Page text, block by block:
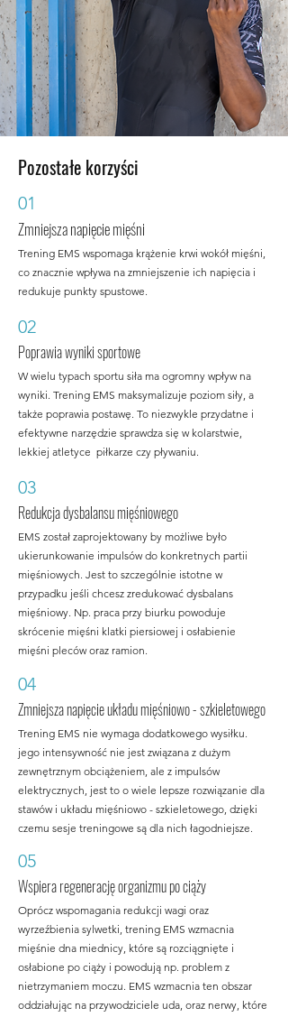
Pozostałe korzyści
01
Zmniejsza napięcie mięśni
Trening EMS wspomaga krążenie krwi wokół mięśni,
co znacznie wpływa na zmniejszenie ich napięcia i
redukuje punkty spustowe.
02
Poprawia wyniki sportowe
W wielu typach sportu siła ma ogromny wpływ na
wyniki. Trening EMS maksymalizuje poziom siły, a
także poprawia postawę. To niezwykle przydatne i
efektywne narzędzie sprawdza się w kolarstwie,
lekkiej atletyce piłkarze czy pływaniu.
03
Redukcja dysbalansu mięśniowego
EMS został zaprojektowany by możliwe było
ukierunkowanie impulsów do konkretnych partii
mięśniowych. Jest to szczególnie istotne w
przypadku jeśli chcesz zredukować dysbalans
mięśniowy. Np. praca przy biurku powoduje
skrócenie mięśni klatki piersiowej i osłabienie
mięśni pleców oraz ramion.
04
Zmniejsza napięcie układu mięśniowo - szkieletowego
Trening EMS nie wymaga dodatkowego wysiłku.
jego intensywność nie jest związana z dużym
zewnętrznym obciążeniem, ale z impulsów
elektrycznych, jest to o wiele lepsze rozwiązanie dla
stawów i układu mięśniowo - szkieletowego, dzięki
czemu sesje treningowe są dla nich łagodniejsze.
05
Wspiera regenerację organizmu po ciąży
Oprócz wspomagania redukcji wagi oraz
wyrzeźbienia sylwetki, trening EMS wzmacnia
mięśnie dna miednicy, które są rozciągnięte i
osłabione po ciąży i powodują np. problem z
nietrzymaniem moczu. EMS wzmacnia ten obszar
oddziałując na przywodziciele uda, oraz nerwy, które